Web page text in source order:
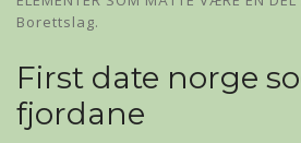
Borettslag.
First date norge
fjordane